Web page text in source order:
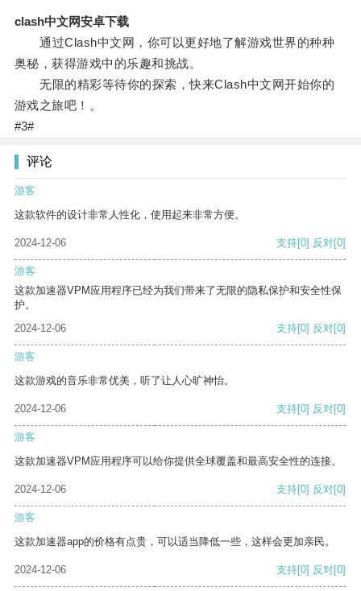
clash中文网安卓下载
通过Clash中文网，你可以更好地了解游戏世界的种种
奥秘，获得游戏中的乐趣和挑战。
无限的精彩等待你的探索，快来Clash中文网开始你的
游戏之旅吧！。
#3#
评论
游客
这款软件的设计非常人性化，使用起来非常方便。
2024-12-06 支持[0] 反对[0]
游客
这款加速器VPM应用程序已经为我们带来了无限的隐私保护和安全性保
护。
2024-12-06
支持[0] 反对[0]
游客
这款游戏的音乐非常优美，听了让人心旷神怡。
2024-12-06 支持[0] 反对[0]
游客
这款加速器VPM应用程序可以给你提供全球覆盖和最高安全性的连接。
2024-12-06 支持[0] 反对[0]
游客
这款加速器app的价格有点贵，可以适当降低一些，这样会更加亲民。
2024-12-06 支持[0] 反对[0]